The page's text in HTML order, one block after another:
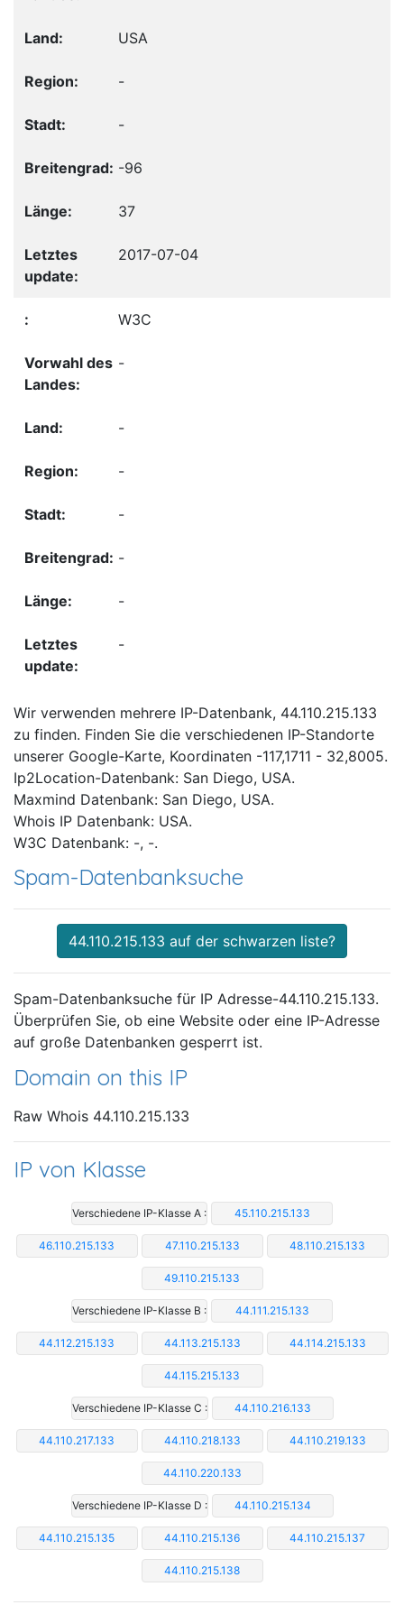
USA
-
-
-96
37
2017-07-04
W3C
-
-
-
-
-
-
-
Wir verwenden mehrere IP-Datenbank, 44.110.215.133
zu finden. Finden Sie die verschiedenen IP-Standorte
unserer Google-Karte, Koordinaten -117,1711 - 32,8005.
Ip2Location-Datenbank: San Diego, USA.
Maxmind Datenbank: San Diego, USA.
Whois IP Datenbank: USA.
W3C Datenbank: -, -.
Spam-Datenbanksuche
44.110.215.133 auf der schwarzen liste?
Spam-Datenbanksuche für IP Adresse-44.110.215.133.
Überprüfen Sie, ob eine Website oder eine IP-Adresse
auf große Datenbanken gesperrt ist.
Domain on this IP
Raw Whois 44.110.215.133
IP von Klasse
Verschiedene IP-Klasse A : 45.110.215.133
46.110.215.133 47.110.215.133 48.110.215.133
49.110.215.133
Verschiedene IP-Klasse B : 44.111.215.133
44.112.215.133 44.113.215.133 44.114.215.133
44.115.215.133
Verschiedene IP-Klasse C : 44.110.216.133
44.110.217.133 44.110.218.133 44.110.219.133
44.110.220.133
Verschiedene IP-Klasse D : 44.110.215.134
44.110.215.135 44.110.215.136 44.110.215.137
44.110.215.138